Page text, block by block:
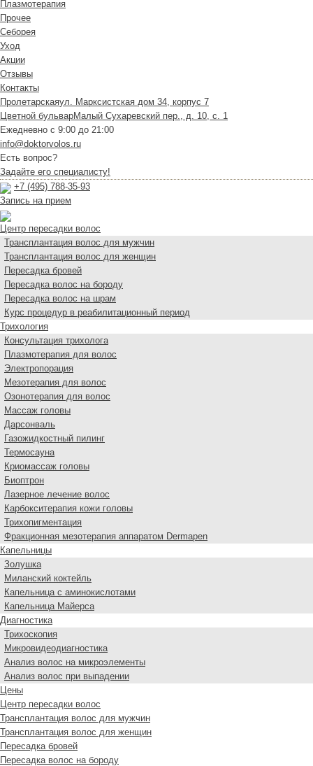
Плазмотерапия
Прочее
Себорея
Уход
Акции
Отзывы
Контакты
Пролетарскаяул. Марксистская дом 34, корпус 7
Цветной бульварМалый Сухаревский пер., д. 10, с. 1
Ежедневно с 9:00 до 21:00
info@doktorvolos.ru
Есть вопрос?
Задайте его специалисту!
+7 (495) 788-35-93
Запись на прием
Центр пересадки волос
Трансплантация волос для мужчин
Трансплантация волос для женщин
Пересадка бровей
Пересадка волос на бороду
Пересадка волос на шрам
Курс процедур в реабилитационный период
Трихология
Консультация трихолога
Плазмотерапия для волос
Электропорация
Мезотерапия для волос
Озонотерапия для волос
Массаж головы
Дарсонваль
Газожидкостный пилинг
Термосауна
Криомассаж головы
Биоптрон
Лазерное лечение волос
Карбокситерапия кожи головы
Трихопигментация
Фракционная мезотерапия аппаратом Dermapen
Капельницы
Золушка
Миланский коктейль
Капельница с аминокислотами
Капельница Майерса
Диагностика
Трихоскопия
Микровидеодиагностика
Анализ волос на микроэлементы
Анализ волос при выпадении
Цены
Центр пересадки волос
Трансплантация волос для мужчин
Трансплантация волос для женщин
Пересадка бровей
Пересадка волос на бороду